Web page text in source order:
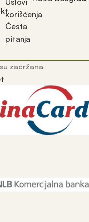
Uslovi
korišćenja
Česta
pitanja
zadržana.